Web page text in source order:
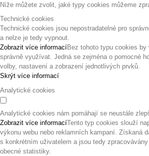
Níže můžete zvolit, jaké typy cookies můžeme
Technické cookies
Technické cookies jsou nepostradatelné pro
a nelze je tedy vypnout.
Zobrazit více informacíBez tohoto typu cookies by
správně využívat. Jedná se zejména o pomocné
volby, nastavení a zobrazení jednotlivých prvků.
Skrýt více informací
Analytické cookies
Analytické cookies nám pomáhají se neustále
Zobrazit více informacíTento typ cookies slouží
výkonu webu nebo reklamních kampaní. Získaná
s konkrétním uživatelem a jsou tedy zpracovávány
obecné statistiky.